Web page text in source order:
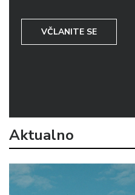
VČLANITE SE
Aktualno